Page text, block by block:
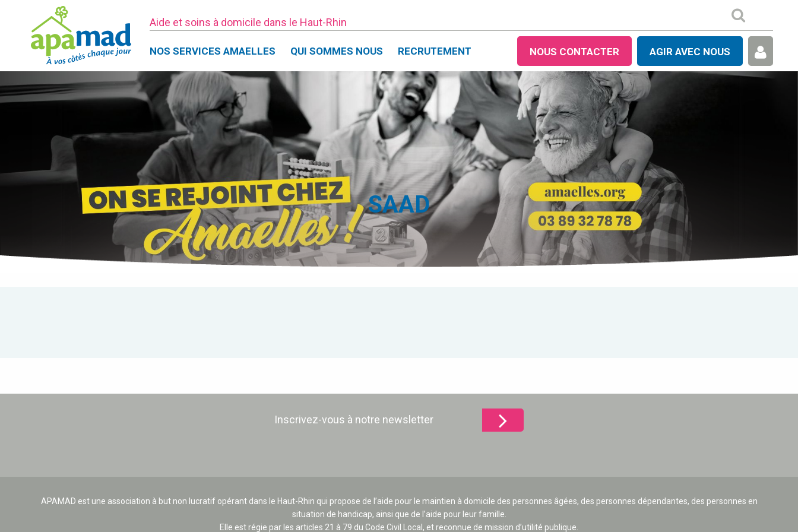
Aide et soins à domicile dans le Haut-Rhin
NOS SERVICES AMAELLES QUI SOMMES NOUS RECRUTEMENT NOUS CONTACTER AGIR AVEC NOUS
SAAD
Inscrivez-vous à notre newsletter
APAMAD est une association à but non lucratif opérant dans le Haut-Rhin qui propose de l’aide pour le maintien à domicile des personnes âgées, des personnes dépendantes, des personnes en
situation de handicap, ainsi que de l’aide pour leur famille.
Elle est régie par les articles 21 à 79 du Code Civil Local, et reconnue de mission d’utilité publique.